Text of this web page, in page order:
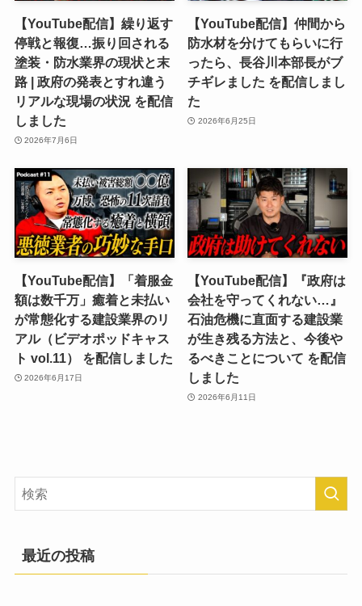
【YouTube配信】繰り返す
停戦と報復…振り回される
塗装・防水業界の現状と末
路 | 政府の発表とすれ違う
リアルな現場の状況 を配信
しました
2026年7月6日
【YouTube配信】仲間から
防水材を分けてもらいに行
ったら、長谷川本部長がブ
チギレました を配信しまし
た
2026年6月25日
【YouTube配信】「着服金
額は数千万」癒着と未払い
が常態化する建設業界のリ
アル（ビデオポッドキャス
ト vol.11） を配信しました
2026年6月17日
【YouTube配信】『政府は
会社を守ってくれない…』
石油危機に直面する建設業
が生き残る方法と、今後や
るべきことについて を配信
しました
2026年6月11日
最近の投稿